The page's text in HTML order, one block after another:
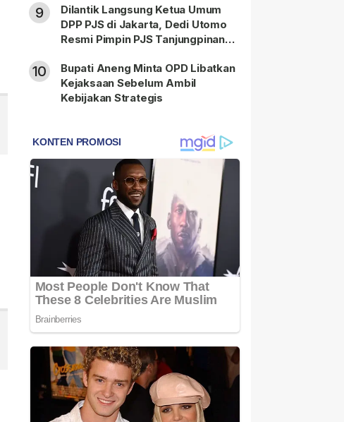
9
Dilantik Langsung Ketua Umum
DPP PJS di Jakarta, Dedi Utomo
Resmi Pimpin PJS Tanjungpinang-
10
Bupati Aneng Minta OPD Libatkan
Kejaksaan Sebelum Ambil
Kebijakan Strategis